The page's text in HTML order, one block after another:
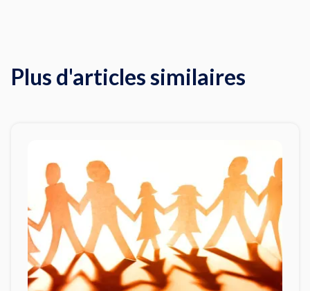
Plus d'articles similaires